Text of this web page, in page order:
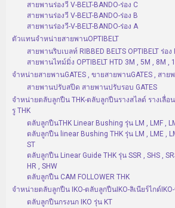
สายพานร่องวี V-BELT-BANDO-ร่อง C
สายพานร่องวี V-BELT-BANDO-ร่อง B
สายพานร่องวี-V-BELT-BANDO-ร่อง A
ตัวแทนจำหน่ายสายพานOPTIBELT
สายพานริบเบลท์ RIBBED BELTS OPTIBELT ร่อง
สายพานไทม์มิ่ง OPTIBELT HTD 3M , 5M , 8M ,
จำหน่ายสายพานGATES , ขายสายพานGATES , สายพ
สายพานปรับสปีด สายพานปรับรอบ GATES
จำหน่ายตลับลูกปืน THK-ตลับลูกปืนรางสไลด์ รางเลื่อน
รู THK
ตลับลูกปืนTHK Linear Bushing รุ่น LM , LMF ,
ตลับลูกปืน linear Bushing THK รุ่น LM , LME ,
ST
ตลับลูกปืน Linear Guide THK รุ่น SSR , SHS ,
HR , SHW
ตลับลูกปืน CAM FOLLOWER THK
จำหน่ายตลับลูกปืน IKO-ตลับลูกปืนIKO-ลิเนียร์ไกด์
ตลับลูกปืนกรงนก IKO รุ่น KT